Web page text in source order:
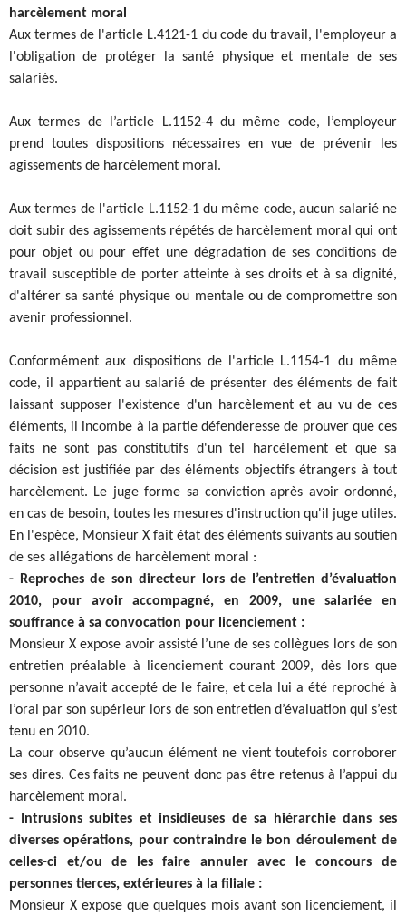
harcèlement moral
Aux termes de l'article L.4121-1 du code du travail, l'employeur a
l'obligation de protéger la santé physique et mentale de ses
salariés.
Aux termes de l’article L.1152-4 du même code, l’employeur
prend toutes dispositions nécessaires en vue de prévenir les
agissements de harcèlement moral.
Aux termes de l'article L.1152-1 du même code, aucun salarié ne
doit subir des agissements répétés de harcèlement moral qui ont
pour objet ou pour effet une dégradation de ses conditions de
travail susceptible de porter atteinte à ses droits et à sa dignité,
d'altérer sa santé physique ou mentale ou de compromettre son
avenir professionnel.
Conformément aux dispositions de l'article L.1154-1 du même
code, il appartient au salarié de présenter des éléments de fait
laissant supposer l'existence d'un harcèlement et au vu de ces
éléments, il incombe à la partie défenderesse de prouver que ces
faits ne sont pas constitutifs d'un tel harcèlement et que sa
décision est justifiée par des éléments objectifs étrangers à tout
harcèlement. Le juge forme sa conviction après avoir ordonné,
en cas de besoin, toutes les mesures d'instruction qu'il juge utiles.
En l'espèce, Monsieur X fait état des éléments suivants au soutien
de ses allégations de harcèlement moral :
- Reproches de son directeur lors de l’entretien d’évaluation
2010, pour avoir accompagné, en 2009, une salariée en
souffrance à sa convocation pour licenciement :
Monsieur X expose avoir assisté l’une de ses collègues lors de son
entretien préalable à licenciement courant 2009, dès lors que
personne n’avait accepté de le faire, et cela lui a été reproché à
l’oral par son supérieur lors de son entretien d’évaluation qui s’est
tenu en 2010.
La cour observe qu’aucun élément ne vient toutefois corroborer
ses dires. Ces faits ne peuvent donc pas être retenus à l’appui du
harcèlement moral.
- Intrusions subites et insidieuses de sa hiérarchie dans ses
diverses opérations, pour contraindre le bon déroulement de
celles-ci et/ou de les faire annuler avec le concours de
personnes tierces, extérieures à la filiale :
Monsieur X expose que quelques mois avant son licenciement, il